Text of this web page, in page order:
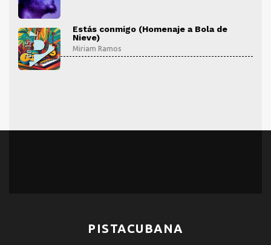
Estás conmigo (Homenaje a Bola de
Nieve)
Miriam Ramos
PISTACUBANA